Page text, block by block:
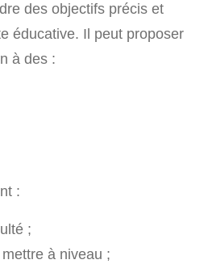
des objectifs précis et
éducative. Il peut proposer
à des :
:
;
à niveau ;